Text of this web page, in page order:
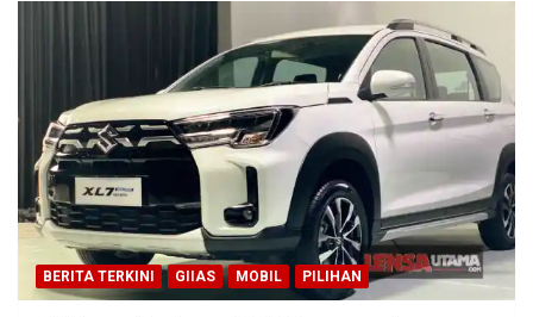
BERITA TERKINI GIIAS MOBIL PILIHAN